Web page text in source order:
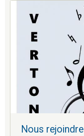
Nous rejoindre